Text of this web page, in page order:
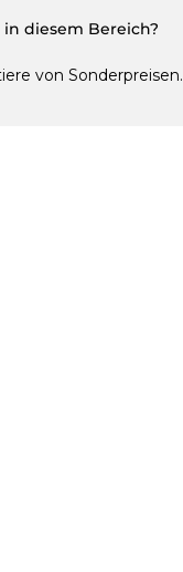
diesem Bereich?
von Sonderpreisen.